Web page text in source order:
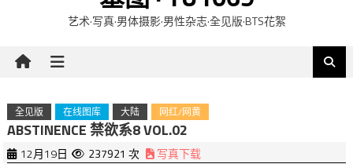
艺术·写真·男体摄影·男性杂志·全见版·BTS花絮
全见版 在线图库 大陆 网红/网黄
ABSTINENCE 禁欲系8 VOL.02
12月19日 237921 次
写真下载